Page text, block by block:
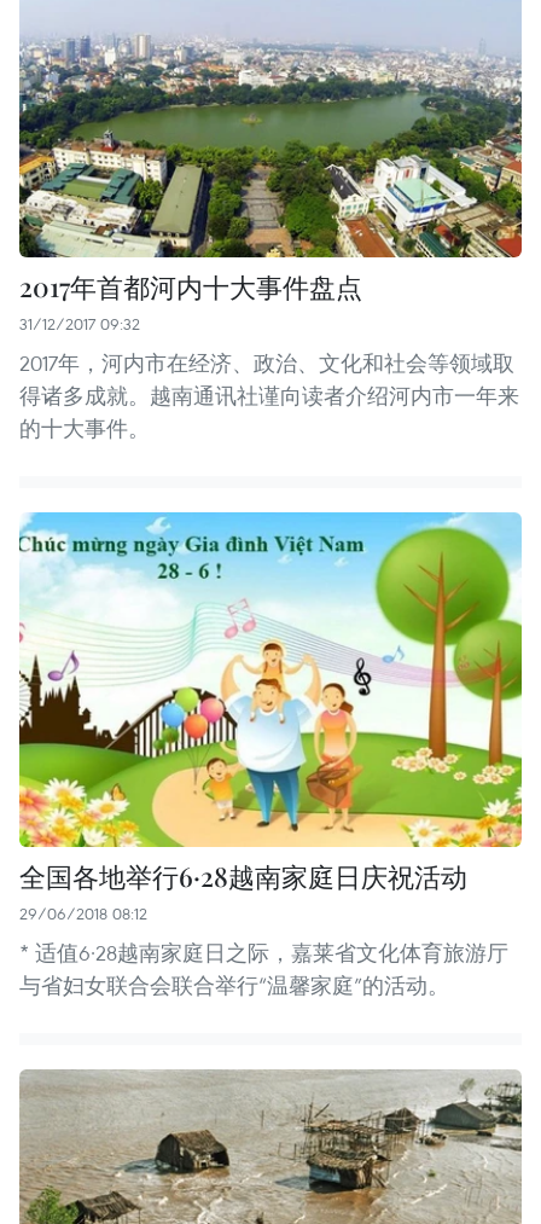
2017年首都河内十大事件盘点
31/12/2017 09:32
2017年，河内市在经济、政治、文化和社会等领域取
得诸多成就。越南通讯社谨向读者介绍河内市一年来
的十大事件。
全国各地举行6·28越南家庭日庆祝活动
29/06/2018 08:12
* 适值6·28越南家庭日之际，嘉莱省文化体育旅游厅
与省妇女联合会联合举行“温馨家庭”的活动。